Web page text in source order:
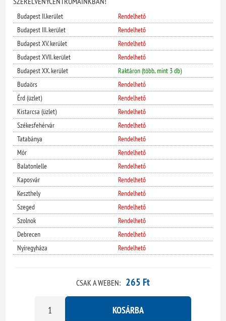
Budapest II.kerület
Rendelhető
Budapest III. kerület
Rendelhető
Budapest XV. kerület
Rendelhető
Budapest XVII. kerület
Rendelhető
Budapest XX. kerület
Raktáron (több, mint 3 db)
Budaörs
Rendelhető
Érd (üzlet)
Rendelhető
Kistarcsa (üzlet)
Rendelhető
Székesfehérvár
Rendelhető
Tatabánya
Rendelhető
Mór
Rendelhető
Balatonlelle
Rendelhető
Kaposvár
Rendelhető
Keszthely
Rendelhető
Szeged
Rendelhető
Szolnok
Rendelhető
Debrecen
Rendelhető
Nyíregyháza
Rendelhető
CSAK A WEBEN: 265 Ft
KOSÁRBA